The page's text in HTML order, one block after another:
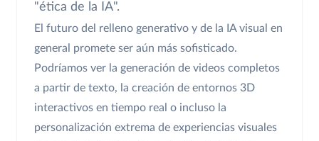
"ética de la IA".
El futuro del relleno generativo y de la IA visual en
general promete ser aún más sofisticado.
Podríamos ver la generación de videos completos
a partir de texto, la creación de entornos 3D
interactivos en tiempo real o incluso la
personalización extrema de experiencias visuales